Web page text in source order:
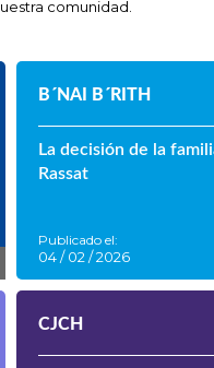
La decisión de la familia
Publicado el:
04 / 02 / 2026